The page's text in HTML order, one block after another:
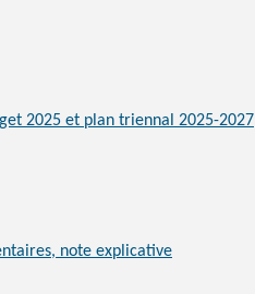
2025 et plan triennal 2025-2027
note explicative